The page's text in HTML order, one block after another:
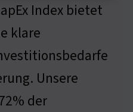
Index bietet
klare
Unsere
der